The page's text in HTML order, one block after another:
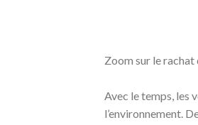
Zoom sur le rachat
Avec le temps, les
l’environnement.